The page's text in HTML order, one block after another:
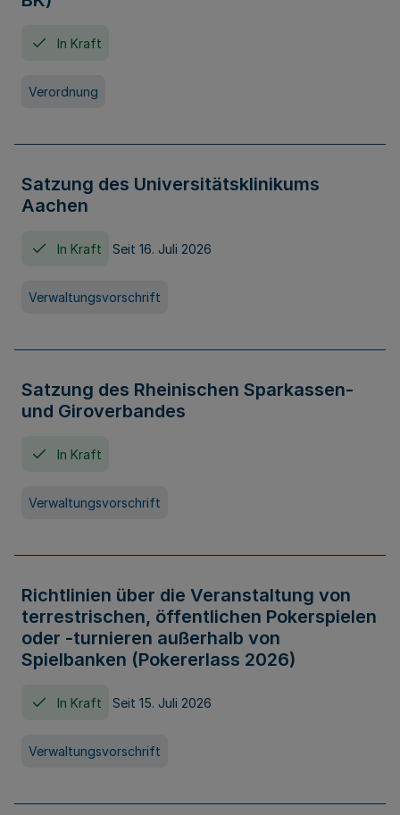
In Kraft
Verordnung
Satzung des Universitätsklinikums
Aachen
In Kraft Seit 16. Juli 2026
Verwaltungsvorschrift
Satzung des Rheinischen Sparkassen-
und Giroverbandes
In Kraft
Verwaltungsvorschrift
Richtlinien über die Veranstaltung von
terrestrischen, öffentlichen Pokerspielen
oder -turnieren außerhalb von
Spielbanken (Pokererlass 2026)
In Kraft Seit 15. Juli 2026
Verwaltungsvorschrift